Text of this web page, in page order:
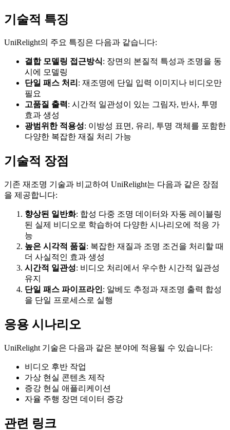
기술적 특징
UniRelight의 주요 특징은 다음과 같습니다:
결합 모델링 접근방식: 장면의 본질적 특성과 조명을 동
시에 모델링
단일 패스 처리 : 재조명에 단일 입력 이미지나 비디오만
필요
고품질 출력: 시간적 일관성이 있는 그림자, 반사, 투명
효과 생성
광범위한 적용성: 이방성 표면, 유리, 투명 객체를 포함한
다양한 복잡한 재질 처리 가능
기술적 장점
기존 재조명 기술과 비교하여 UniRelight는 다음과 같은 장점
을 제공합니다:
향상된 일반화: 합성 다중 조명 데이터와 자동 레이블링
된 실제 비디오로 학습하여 다양한 시나리오에 적응 가
능
높은 시각적 품질 : 복잡한 재질과 조명 조건을 처리할 때
더 사실적인 효과 생성
시간적 일관성: 비디오 처리에서 우수한 시간적 일관성
유지
단일 패스 파이프라인: 알베도 추정과 재조명 출력 합성
을 단일 프로세스로 실행
응용 시나리오
UniRelight 기술은 다음과 같은 분야에 적용될 수 있습니다:
비디오 후반 작업
가상 현실 콘텐츠 제작
증강 현실 애플리케이션
자율 주행 장면 데이터 증강
관련 링크